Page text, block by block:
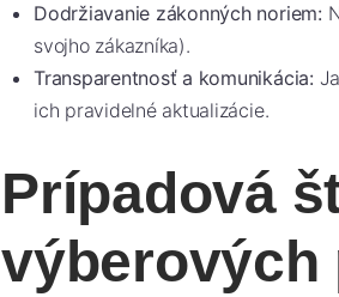
Dodržiavanie zákonných noriem:
svojho zákazníka).
Transparentnosť a komunikácia:
ich pravidelné aktualizácie.
Prípadová
výberových